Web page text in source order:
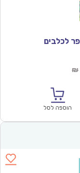
₪
הוספה לסל